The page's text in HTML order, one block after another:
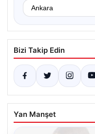
Bizi Takip Edin
Yan Manşet